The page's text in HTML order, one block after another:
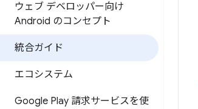
ウェブ デベロッパー向け
Android のコンセプト
統合ガイド
エコシステム
Google Play 請求サービスを使